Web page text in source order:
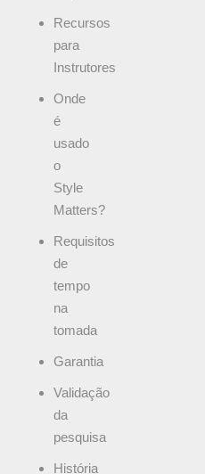
Recursos
para
Instrutores
Onde
é
usado
o
Style
Matters?
Requisitos
de
tempo
na
tomada
Garantia
Validação
da
pesquisa
História